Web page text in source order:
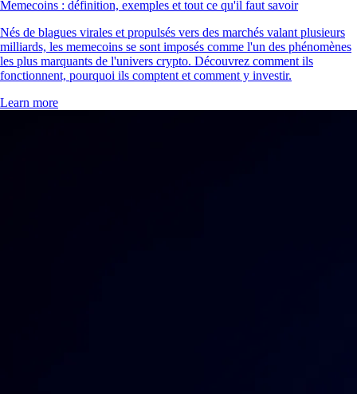
Memecoins : définition, exemples et tout ce qu'il faut savoir
Nés de blagues virales et propulsés vers des marchés valant plusieurs
milliards, les memecoins se sont imposés comme l'un des phénomènes
les plus marquants de l'univers crypto. Découvrez comment ils
fonctionnent, pourquoi ils comptent et comment y investir.
Learn more